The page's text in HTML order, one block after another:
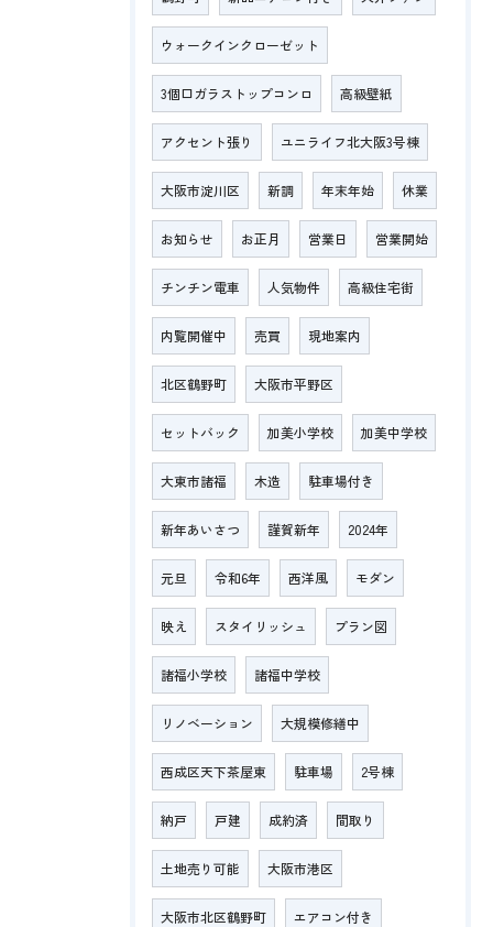
ウォークインクローゼット
3個口ガラストップコンロ 高級壁紙
アクセント張り ユニライフ北大阪3号棟
大阪市淀川区 新調 年末年始 休業
お知らせ お正月 営業日 営業開始
チンチン電車 人気物件 高級住宅街
内覧開催中 売買 現地案内
北区鶴野町 大阪市平野区
セットバック 加美小学校 加美中学校
大東市諸福 木造 駐車場付き
新年あいさつ 謹賀新年 2024年
元旦 令和6年 西洋風 モダン
映え スタイリッシュ プラン図
諸福小学校 諸福中学校
リノベーション 大規模修繕中
西成区天下茶屋東 駐車場 2号棟
納戸 戸建 成約済 間取り
土地売り可能 大阪市港区
大阪市北区鶴野町 エアコン付き